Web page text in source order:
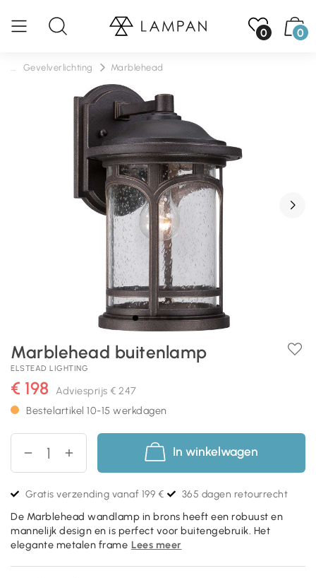
0 0
Gevelverlichting Marblehead
Marblehead buitenlamp
ELSTEAD LIGHTING
€ 198 Adviesprijs € 247
Bestelartikel 10-15 werkdagen
In winkelwagen
Gratis verzending vanaf 199 € 365 dagen retourrecht
De Marblehead wandlamp in brons heeft een robuust en
mannelijk design en is perfect voor buitengebruik. Het
elegante metalen frame Lees meer